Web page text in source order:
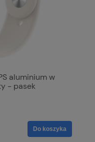
aluminium w
- pasek
Do koszyka